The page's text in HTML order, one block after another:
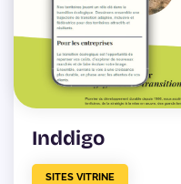
Inddigo
SITES VITRINE